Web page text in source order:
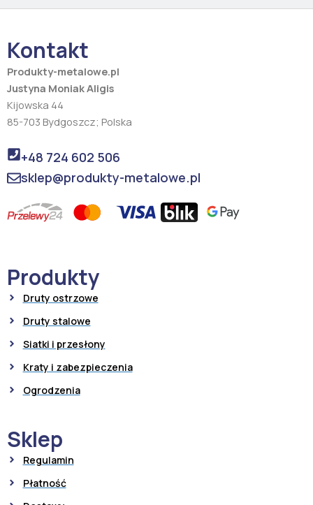
b
k
a
a
m
Kontakt
Produkty-metalowe.pl
Justyna Moniak Aligis
Kijowska 44
85-703 Bydgoszcz; Polska
+48 724 602 506
sklep@produkty-metalowe.pl
Produkty
Druty ostrzowe
Druty stalowe
Siatki i przesłony
Kraty i zabezpieczenia
Ogrodzenia
Sklep
Regulamin
Płatność